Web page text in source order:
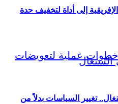
إلى أداة لتخفيف حدة
تغيير السياسات بدلاً من